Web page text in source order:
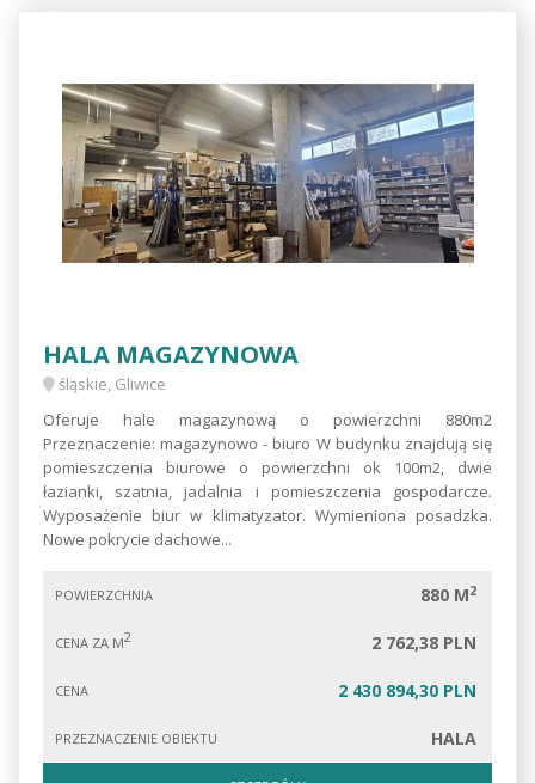
HALA MAGAZYNOWA
śląskie, Gliwice
Oferuje hale magazynową o powierzchni 880m2
Przeznaczenie: magazynowo - biuro W budynku znajdują się
pomieszczenia biurowe o powierzchni ok 100m2, dwie
łazianki, szatnia, jadalnia i pomieszczenia gospodarcze.
Wyposażenie biur w klimatyzator. Wymieniona posadzka.
Nowe pokrycie dachowe...
POWIERZCHNIA 880 M2
CENA ZA M2 2 762,38 PLN
CENA 2 430 894,30 PLN
PRZEZNACZENIE OBIEKTU HALA